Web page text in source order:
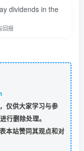
dividends in the
回报
仅供大家学习与参
进行删除处理。
本站赞同其观点和对